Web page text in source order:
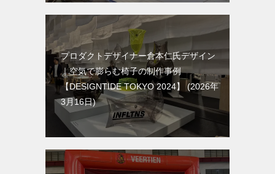
プロダクトデザイナー倉本仁氏デザイン
｜空気で膨らむ椅子の制作事例
【DESIGNTIDE TOKYO 2024】
2026年
3月16日